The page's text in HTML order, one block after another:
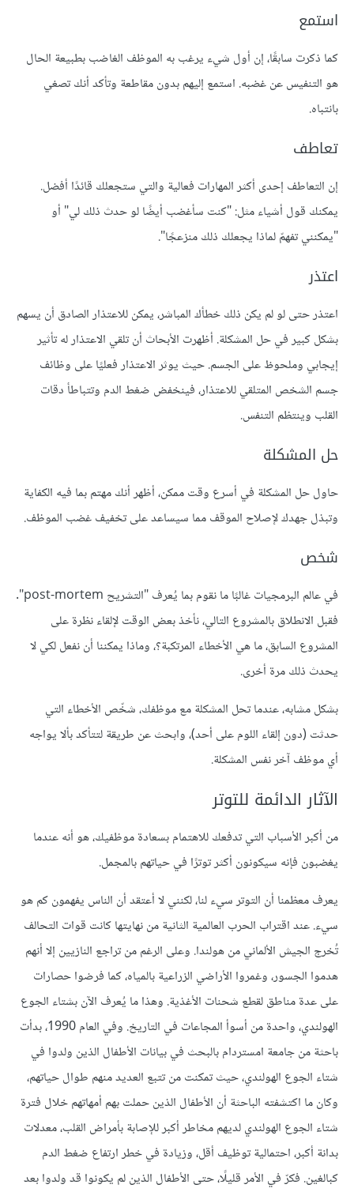
استمع
كما ذكرت سابقًا، إن أول شيء يرغب به الموظف الغاضب بطبيعة الحال
هو التنفيس عن غضبه. استمع إليهم بدون مقاطعة وتأكد أنك تصغي
بانتباه.
تعاطف
إن التعاطف إحدى أكثر المهارات فعالية والتي ستجعلك قائدًا أفضل.
يمكنك قول أشياء مثل: "كنت سأغضب أيضًا لو حدث ذلك لي" أو
"يمكنني تفهمّ لماذا يجعلك ذلك منزعجًا".
اعتذر
اعتذر حتى لو لم يكن ذلك خطأك المباشر، يمكن للاعتذار الصادق أن يسهم
بشكل كبير في حل المشكلة. أظهرت الأبحاث أن تلقي الاعتذار له تأثير
إيجابي وملحوظ على الجسم. حيث يوثر الاعتذار فعليًا على وظائف
جسم الشخص المتلقي للاعتذار، فينخفض ضغط الدم وتتباطأ دقات
القلب وينتظم التنفس.
حل المشكلة
حاول حل المشكلة في أسرع وقت ممكن، أظهر أنك مهتم بما فيه الكفاية
وتبذل جهدك لإصلاح الموقف مما سيساعد على تخفيف غضب الموظف.
شخص
في عالم البرمجيات غالبًا ما نقوم بما يُعرف "التشريح post-mortem".
فقبل الانطلاق بالمشروع التالي، نأخذ بعض الوقت لإلقاء نظرة على
المشروع السابق، ما هي الأخطاء المرتكبة؟، وماذا يمكننا أن نفعل لكي لا
يحدث ذلك مرة أخرى.
بشكل مشابه، عندما تحل المشكلة مع موظفك، شخّص الأخطاء التي
حدثت (دون إلقاء اللوم على أحد)، وابحث عن طريقة لتتأكد بألا يواجه
أي موظف آخر نفس المشكلة.
الآثار الدائمة للتوتر
من أكبر الأسباب التي تدفعك للاهتمام بسعادة موظفيك، هو أنه عندما
يغضبون فإنه سيكونون أكثر توترًا في حياتهم بالمجمل.
يعرف معظمنا أن التوتر سيء لنا، لكنني لا أعتقد أن الناس يفهمون كم هو
سيء. عند اقتراب الحرب العالمية الثانية من نهايتها كانت قوات التحالف
تُخرج الجيش الألماني من هولندا. وعلى الرغم من تراجع النازيين إلا أنهم
هدموا الجسور، وغمروا الأراضي الزراعية بالمياه، كما فرضوا حصارات
على عدة مناطق لقطع شحنات الأغذية. وهذا ما يُعرف الآن بشتاء الجوع
الهولندي، واحدة من أسوأ المجاعات في التاريخ. وفي العام 1990، بدأت
باحثة من جامعة امستردام بالبحث في بيانات الأطفال الذين ولدوا في
شتاء الجوع الهولندي، حيث تمكنت من تتبع العديد منهم طوال حياتهم،
وكان ما اكتشفته الباحثة أن الأطفال الذين حملت بهم أمهاتهم خلال فترة
شتاء الجوع الهولندي لديهم مخاطر أكبر للإصابة بأمراض القلب، معدلات
بدانة أكبر، احتمالية توظيف أقل، وزيادة في خطر ارتفاع ضغط الدم
كبالغين. فكرّ في الأمر قليلًا، حتى الأطفال الذين لم يكونوا قد ولدوا بعد